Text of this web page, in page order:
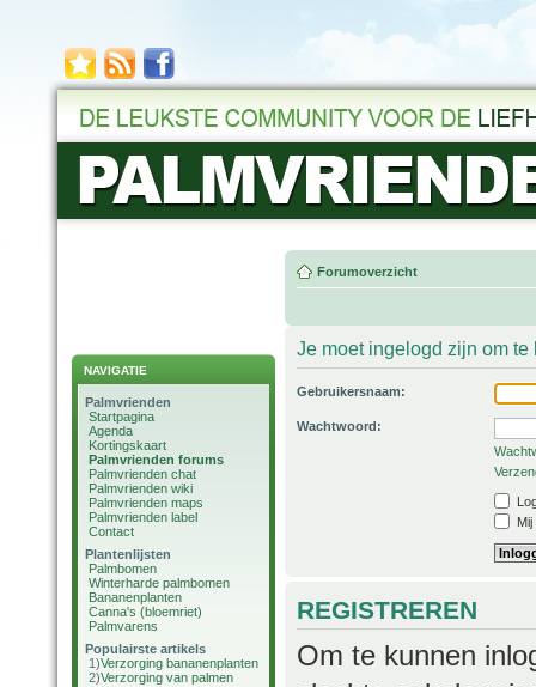
NAVIGATIE
Palmvrienden
Startpagina
Agenda
Kortingskaart
Palmvrienden forums
Palmvrienden chat
Palmvrienden wiki
Palmvrienden maps
Palmvrienden label
Contact
Plantenlijsten
Palmbomen
Winterharde palmbomen
Bananenplanten
Canna's (bloemriet)
Palmvarens
Populairste artikels
1)Verzorging bananenplanten
2)Verzorging van palmen
Forumoverzicht
Je moet ingelogd zijn om
Gebruikersnaam:
Wachtwoord:
REGISTREREN
Om te kunnen